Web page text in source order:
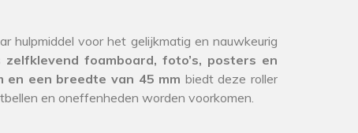
hulpmiddel voor het gelijkmatig en nauwkeurig
zelfklevend foamboard, foto’s, posters en
en een breedte van 45 mm biedt deze roller
en oneffenheden worden voorkomen.